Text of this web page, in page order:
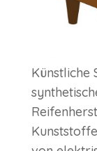
Künstliche